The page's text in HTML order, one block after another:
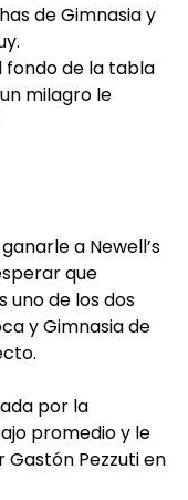
de Gimnasia y
fondo de la tabla
milagro le
a Newell’s
que
uno de los dos
y Gimnasia de
por la
promedio y le
Pezzuti en